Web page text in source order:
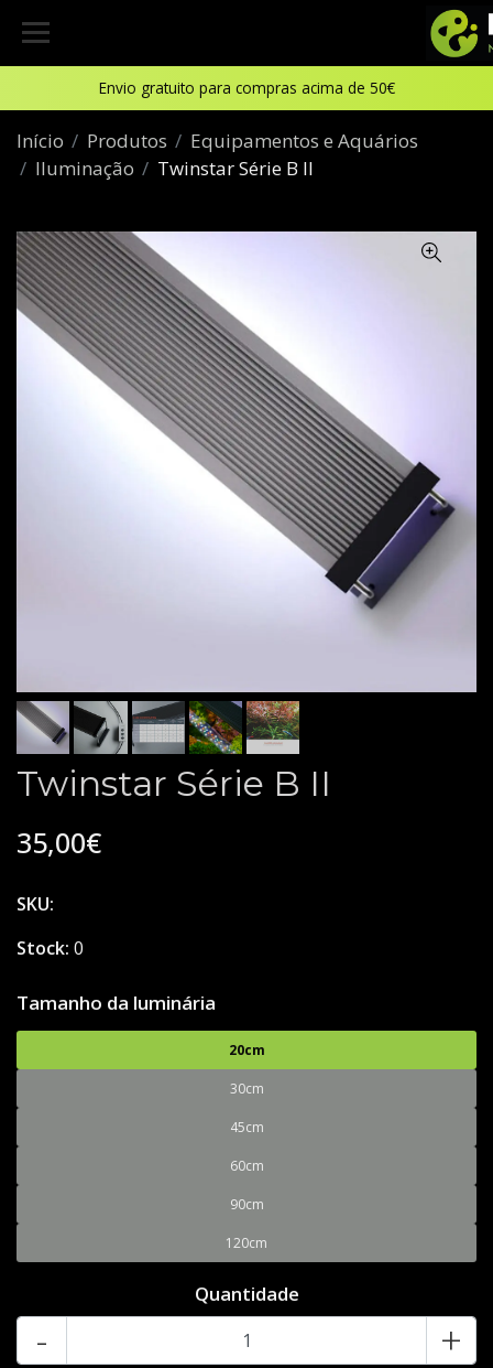
Envio gratuito para compras acima de 50€
Início Produtos
Equipamentos e Aquários
Iluminação
Twinstar Série B II
Twinstar Série B II
35,00€
SKU:
Stock: 0
Tamanho da luminária
20cm
30cm
45cm
60cm
90cm
120cm
Quantidade
- +